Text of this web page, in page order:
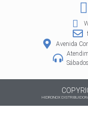
F
Avenida
HIDRONOX